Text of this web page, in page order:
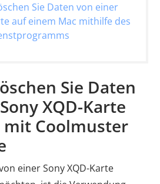
Sie Daten von einer
auf einem Mac mithilfe des
Sie Daten
XQD-Karte
Coolmuster
einer Sony XQD-Karte